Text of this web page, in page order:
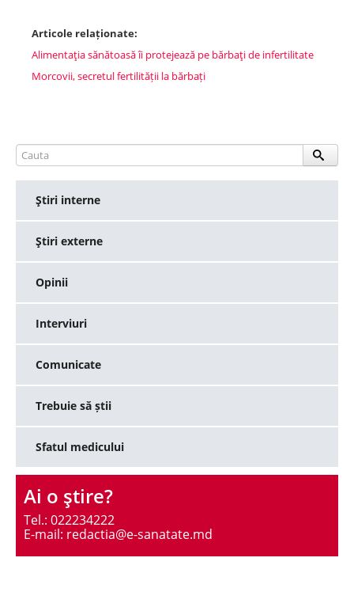
Articole relaționate:
Alimentaţia sănătoasă îi protejează pe bărbaţi de infertilitate
Morcovii, secretul fertilității la bărbați
Ştiri interne
Ştiri externe
Opinii
Interviuri
Comunicate
Trebuie să știi
Sfatul medicului
Ai o ştire?
Tel.: 022234222
E-mail: redactia@e-sanatate.md